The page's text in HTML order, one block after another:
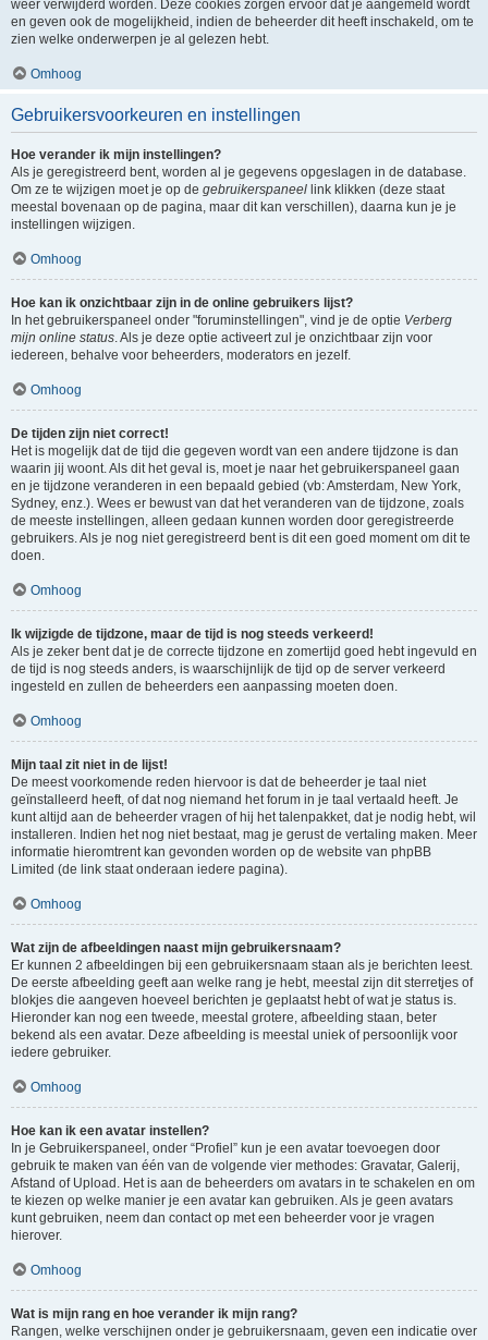
weer verwijderd worden. Deze cookies zorgen ervoor dat je aangemeld wordt
en geven ook de mogelijkheid, indien de beheerder dit heeft inschakeld, om te
zien welke onderwerpen je al gelezen hebt.
Omhoog
Gebruikersvoorkeuren en instellingen
Hoe verander ik mijn instellingen?
Als je geregistreerd bent, worden al je gegevens opgeslagen in de database.
Om ze te wijzigen moet je op de gebruikerspaneel link klikken (deze staat
meestal bovenaan op de pagina, maar dit kan verschillen), daarna kun je je
instellingen wijzigen.
Omhoog
Hoe kan ik onzichtbaar zijn in de online gebruikers lijst?
In het gebruikerspaneel onder "foruminstellingen", vind je de optie Verberg
mijn online status. Als je deze optie activeert zul je onzichtbaar zijn voor
iedereen, behalve voor beheerders, moderators en jezelf.
Omhoog
De tijden zijn niet correct!
Het is mogelijk dat de tijd die gegeven wordt van een andere tijdzone is dan
waarin jij woont. Als dit het geval is, moet je naar het gebruikerspaneel gaan
en je tijdzone veranderen in een bepaald gebied (vb: Amsterdam, New York,
Sydney, enz.). Wees er bewust van dat het veranderen van de tijdzone, zoals
de meeste instellingen, alleen gedaan kunnen worden door geregistreerde
gebruikers. Als je nog niet geregistreerd bent is dit een goed moment om dit te
doen.
Omhoog
Ik wijzigde de tijdzone, maar de tijd is nog steeds verkeerd!
Als je zeker bent dat je de correcte tijdzone en zomertijd goed hebt ingevuld en
de tijd is nog steeds anders, is waarschijnlijk de tijd op de server verkeerd
ingesteld en zullen de beheerders een aanpassing moeten doen.
Omhoog
Mijn taal zit niet in de lijst!
De meest voorkomende reden hiervoor is dat de beheerder je taal niet
geïnstalleerd heeft, of dat nog niemand het forum in je taal vertaald heeft. Je
kunt altijd aan de beheerder vragen of hij het talenpakket, dat je nodig hebt, wil
installeren. Indien het nog niet bestaat, mag je gerust de vertaling maken. Meer
informatie hieromtrent kan gevonden worden op de website van phpBB
Limited (de link staat onderaan iedere pagina).
Omhoog
Wat zijn de afbeeldingen naast mijn gebruikersnaam?
Er kunnen 2 afbeeldingen bij een gebruikersnaam staan als je berichten leest.
De eerste afbeelding geeft aan welke rang je hebt, meestal zijn dit sterretjes of
blokjes die aangeven hoeveel berichten je geplaatst hebt of wat je status is.
Hieronder kan nog een tweede, meestal grotere, afbeelding staan, beter
bekend als een avatar. Deze afbeelding is meestal uniek of persoonlijk voor
iedere gebruiker.
Omhoog
Hoe kan ik een avatar instellen?
In je Gebruikerspaneel, onder “Profiel” kun je een avatar toevoegen door
gebruik te maken van één van de volgende vier methodes: Gravatar, Galerij,
Afstand of Upload. Het is aan de beheerders om avatars in te schakelen en om
te kiezen op welke manier je een avatar kan gebruiken. Als je geen avatars
kunt gebruiken, neem dan contact op met een beheerder voor je vragen
hierover.
Omhoog
Wat is mijn rang en hoe verander ik mijn rang?
Rangen, welke verschijnen onder je gebruikersnaam, geven een indicatie over